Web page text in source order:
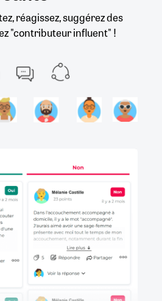
réagissez, suggérez des
"contributeur influent" !